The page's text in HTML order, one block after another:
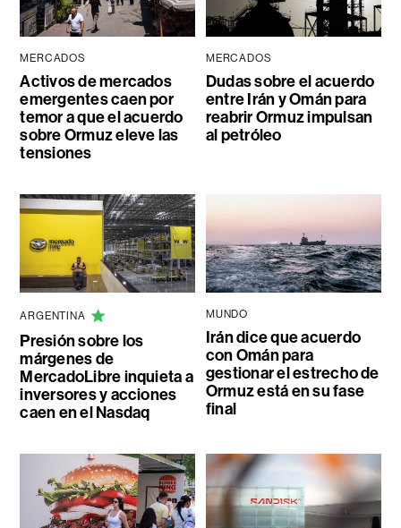
MERCADOS
Activos de mercados
emergentes caen por
temor a que el acuerdo
sobre Ormuz eleve las
tensiones
MERCADOS
Dudas sobre el acuerdo
entre Irán y Omán para
reabrir Ormuz impulsan
al petróleo
ARGENTINA
Presión sobre los
márgenes de
MercadoLibre inquieta a
inversores y acciones
caen en el Nasdaq
MUNDO
Irán dice que acuerdo
con Omán para
gestionar el estrecho de
Ormuz está en su fase
final